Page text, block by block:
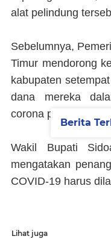
alat pelindung
Sebelumnya,
Timur mendorong
kabupaten
dana mereka
corona penyebab
Wakil Bupati
mengatakan
COVID-19 harus
Lihat juga
Berita